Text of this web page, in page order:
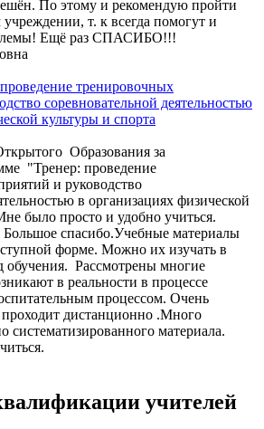
По этому и рекомендую пройти
т. к всегда помогут и
Ещё раз СПАСИБО!!!
тренировочных
соревновательной деятельностью
культуры и спорта
Образования за
"Тренер: проведение
и руководство
в организациях физической
было просто и удобно учиться.
Большое спасибо.Учебные материалы
форме. Можно их изучать в
обучения. Рассмотрены многие
в реальности в процессе
процессом. Очень
проходит дистанционно .Много
систематизированного материала.
учителей